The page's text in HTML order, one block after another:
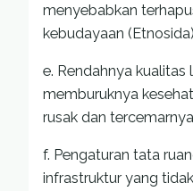
menyebabkan
kebudayaan
e. Rendahnya kualitas
memburuknya
rusak dan
f. Pengaturan tata
infrastruktur yang